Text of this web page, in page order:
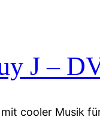
J –
cooler Musik